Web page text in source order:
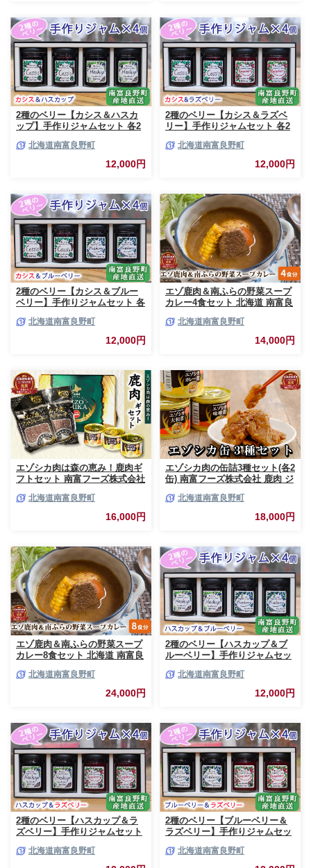
2種のベリー【カシス＆ハスカ
ップ】手作りジャムセット 各2
シス ハスカップ ソース 果実 て
んさい糖 無農薬 ポリフェノー
北海道南富良野町
12,000円
2種のベリー【カシス＆ラズベ
リー】手作りジャムセット 各2
リー カシス ラズベリー ソース
果実 てんさい糖 無農薬
北海道南富良野町
12,000円
2種のベリー【カシス＆ブルー
ベリー】手作りジャムセット 各
ベリー カシス ブルーベリー ソ
ース 果実 てんさい糖 無農薬 甘
北海道南富良野町
12,000円
エゾ鹿肉＆南ふらの野菜スープ
カレー4食セット 北海道 南富良
スープカレー セット 詰合せ 加
北海道南富良野町
14,000円
エゾシカ肉は森の恵み！鹿肉ギ
フトセット 南富フーズ株式会社
北海道 南富良野町 エゾシカ 缶
詰 セット 詰合せ 贈り物 ギフト
北海道南富良野町
16,000円
エゾシカ肉の缶詰3種セット(各2
缶) 南富フーズ株式会社 鹿肉 ジ
南富良野町 エゾシカ 缶詰 セッ
ト 詰合せ 肉の加工品 おかず お
北海道南富良野町
18,000円
エゾ鹿肉＆南ふらの野菜スープ
カレー8食セット 北海道 南富良
スープカレー セット 詰合せ 加
北海道南富良野町
24,000円
2種のベリー【ハスカップ＆ブ
ルーベリー】手作りジャムセッ
ャム ベリー ハスカップ ブルー
北海道南富良野町
12,000円
2種のベリー【ハスカップ＆ラ
ズベリー】手作りジャムセット
ム ベリー ハスカップ ラズベリ
ー ソース カシス てんさい糖 無
北海道南富良野町
2種のベリー【ブルーベリー＆
ラズベリー】手作りジャムセッ
ャム ベリー ブルーベリー ラズ
ベリー ソース カシス 果実 てん
北海道南富良野町